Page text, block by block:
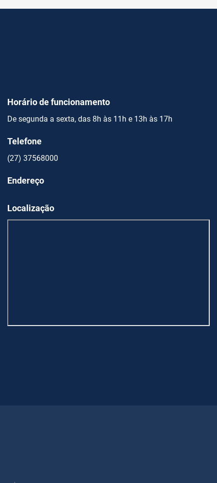
Horário de funcionamento
De segunda a sexta, das 8h às 11h e 13h às 17h
Telefone
(27) 37568000
Endereço
Localização